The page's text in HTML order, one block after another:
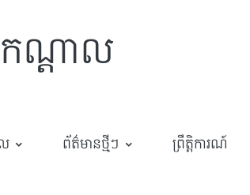
កណ្តាល
ព័ត៌មានថ្មីៗ ព្រឹត្តិការណ៍